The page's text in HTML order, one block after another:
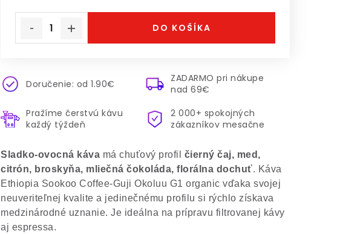
Sladko-ovocná káva má chuťový profil čierný čaj, med,
citrón, broskyňa, mliečná čokoláda, florálna dochuť. Káva
Ethiopia Sookoo Coffee-Guji Okoluu G1 organic vďaka svojej
neuveriteľnej kvalite a jedinečnému profilu si rýchlo získava
medzinárodné uznanie. Je ideálna na prípravu filtrovanej kávy
aj espressa.
DO KOŠÍKA
Doručenie: od 1.90€
ZADARMO pri nákupe
nad 69€
Pražíme čerstvú kávu
každý týždeň
2 000+ spokojných
zákazníkov mesačne